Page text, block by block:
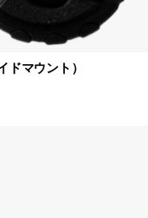
ドマウント）